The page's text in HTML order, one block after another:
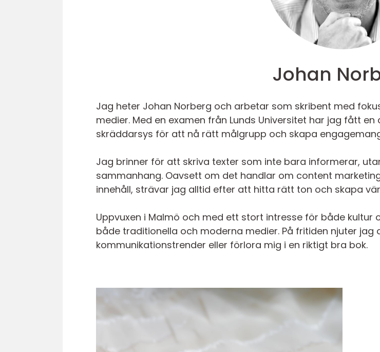
Johan
Jag heter Johan Norberg och arbetar som skribent med
medier. Med en examen från Lunds Universitet har jag fått
skräddarsys för att nå rätt målgrupp och skapa
Jag brinner för att skriva texter som inte bara informerar,
sammanhang. Oavsett om det handlar om content
innehåll, strävar jag alltid efter att hitta rätt ton och skapa
Uppvuxen i Malmö och med ett stort intresse för både
både traditionella och moderna medier. På fritiden njuter
kommunikationstrender eller förlora mig i en riktigt bra bok.